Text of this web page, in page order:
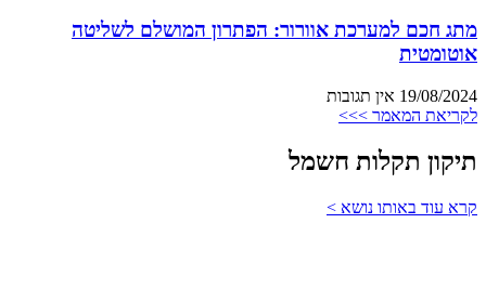
מתג חכם למערכת אוורור: הפתרון המושלם לשליטה
אוטומטית
19/08/2024 אין תגובות
לקריאת המאמר >>>
תיקון תקלות חשמל
קרא עוד באותו נושא >